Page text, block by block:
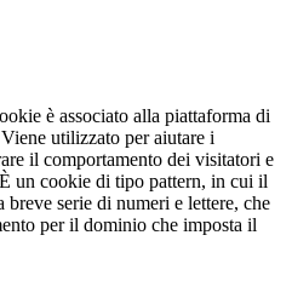
è associato alla piattaforma di
utilizzato per aiutare i
il comportamento dei visitatori e
un cookie di tipo pattern, in cui il
serie di numeri e lettere, che
per il dominio che imposta il